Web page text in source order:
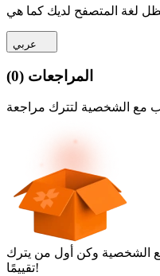
عربي
المراجعات (
0
)
الشخصية وكن أول من يترك
تقييمًا!